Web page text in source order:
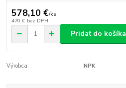
578,10 €/ks
470 € bez DPH
Pridať do košíka
Výrobca: NPK